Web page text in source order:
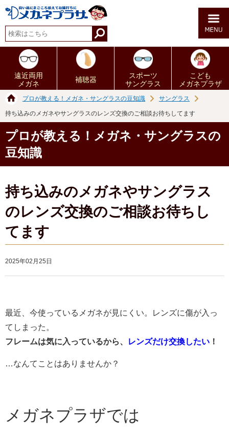
遠近両用
メガネ
補聴器
スポーツ
サングラス
こども
メガネプラザ
プロが教える！メガネ・サングラスの豆知識 サングラス
持ち込みのメガネやサングラスのレンズ交換のご相談お待ちしてます
プロが教える！メガネ・サングラスの
豆知識
持ち込みのメガネやサングラス
のレンズ交換のご相談お待ちし
てます
2025年02月25日
最近、今使っているメガネが見にくい。
レンズに傷が入っ
てしまった。
フレームは気に入っているから、
レンズだけ交換したい ！
…なんてことはありませんか？
メガネプラザでは